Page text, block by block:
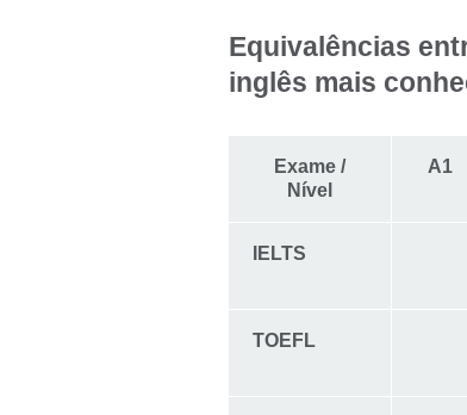
Equivalências
inglês mais
Exame /
Nível
A1
IELTS
TOEFL